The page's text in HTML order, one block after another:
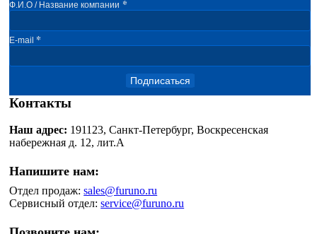
Ф.И.О / Название компании *
E-mail *
Подписаться
Контакты
Наш адрес: 191123, Санкт-Петербург, Воскресенская
набережная д. 12, лит.А
Напишите нам:
Отдел продаж:sales@furuno.ru
Сервисный отдел:service@furuno.ru